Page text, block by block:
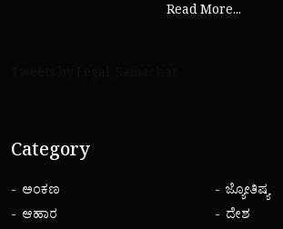
Read More...
Category
ಅಂಕಣ
ಆಹಾರ
ಜ್ಯೋತಿಷ್ಯ
ದೇಶ